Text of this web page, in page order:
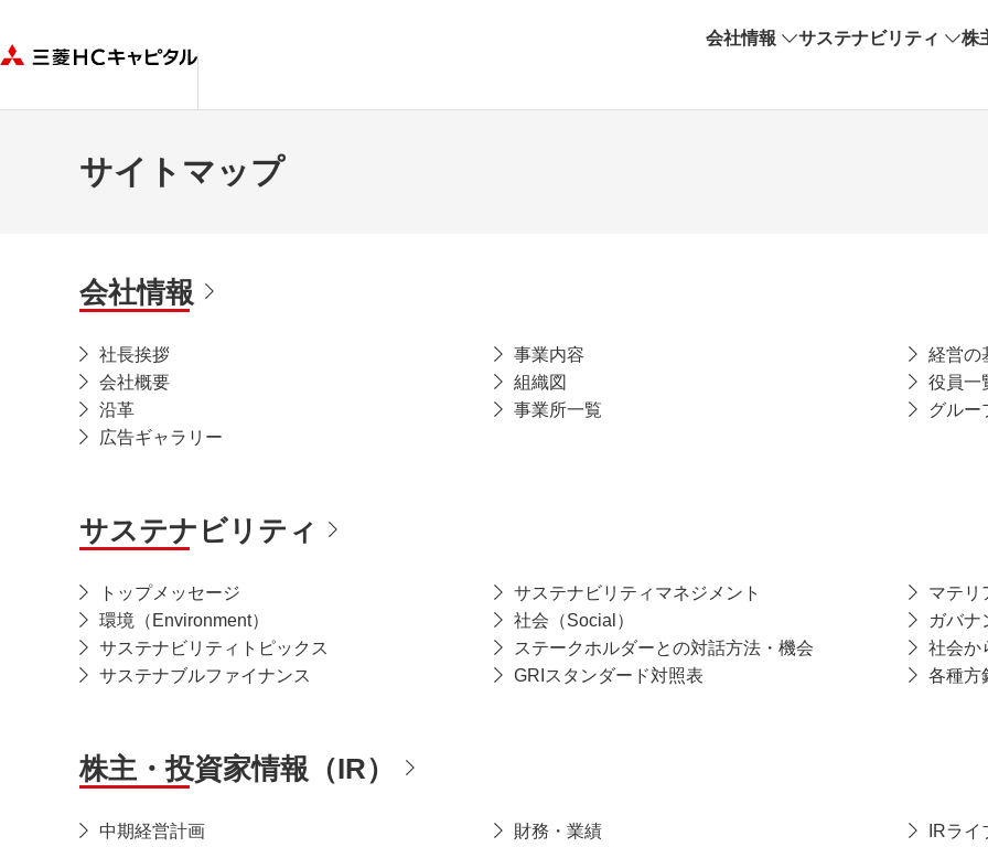
会社情報 サステナビリティ 株
サイトマップ
会社情報
社長挨拶 事業内容
経営の
会社概要
組織図
役員一
沿革
事業所一覧
グルー
広告ギャラリー
サステナビリティ
トップメッセージ サステナビリティ マネジメント
マテリ
環境（Environment）
社会（Social）
ガバナ
サステナビリティ トピックス ステークホルダーとの対話方法・機会
社会か
サステナブルファイナンス
GRIスタンダード対照表 各種方
株主・投資家情報（IR）
中期経営計画 財務・業績
IRラ